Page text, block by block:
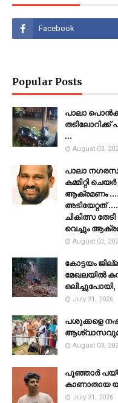
Popular Posts
പാലാ
തടിലോറിക്ക്
...
August 03,
പാലാ
കമ്മിറ്റി
ആക്രമണം
അടിയേറ്റത്
ചികിത്സ
വെച്ചും
August 02,
കോട്ടയം
മേഖലയില്‍
ഒലിച്ചുപോയി,
July 31, 2026
പശുക്കളെ
August 03,
പൂഞ്ഞാര്‍
കാണാതായ
July 31, 2026